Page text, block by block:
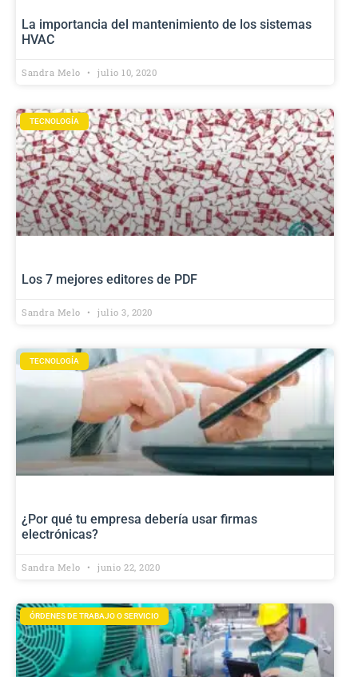
La importancia del mantenimiento de los sistemas
HVAC
Sandra Melo julio 10, 2020
TECNOLOGÍA
Los 7 mejores editores de PDF
Sandra Melo julio 3, 2020
TECNOLOGÍA
¿Por qué tu empresa debería usar firmas
electrónicas?
Sandra Melo junio 22, 2020
ÓRDENES DE TRABAJO O SERVICIO